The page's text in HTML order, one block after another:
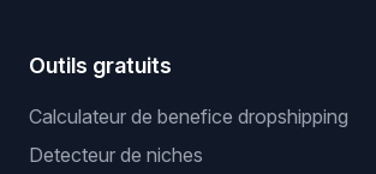
Outils gratuits
Calculateur de benefice dropshipping
Detecteur de niches